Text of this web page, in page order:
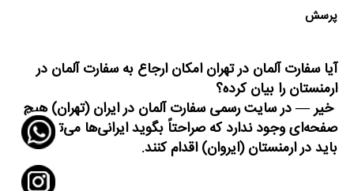
پرسش
آیا سفارت آلمان در تهران امکان ارجاع به سفارت آلمان در
ارمنستان را بیان کرده؟
خیر — در سایت رسمی سفارت آلمان در ایران (تهران) هیچ
صفحه‌ای وجود ندارد که صراحتاً بگوید ایرانی‌ها می‌توانند یا
باید در ارمنستان (ایروان) اقدام کنند.